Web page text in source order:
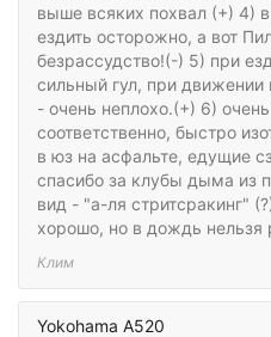
выше всяких похвал (+) 4)
ездить осторожно, а вот
безрассудство!(-) 5) при
сильный гул, при
- очень неплохо.(+) 6)
соответственно, быстро
в юз на асфальте, едущие
спасибо за клубы дыма из
вид - "а-ля стритсракинг"
хорошо, но в дождь нельзя
Клим
Yokohama A520